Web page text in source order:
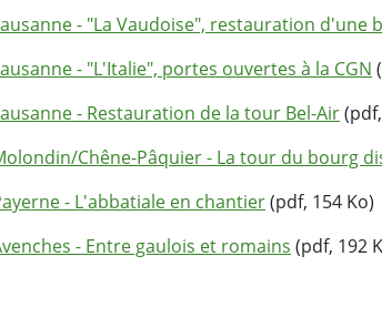
- "La Vaudoise", restauration d'une
- "L'Italie", portes ouvertes à la CGN
- Restauration de la tour Bel-Air
Chêne-Pâquier - La tour du bourg
- L'abbatiale en chantier(pdf, 154 Ko)
- Entre gaulois et romains (pdf, 192